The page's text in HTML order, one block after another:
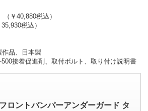
￥40,880税込）
税込）
品、日本製
接着促進剤、取付ボルト、取り付け説明書
ロントバンパーアンダーガード タ